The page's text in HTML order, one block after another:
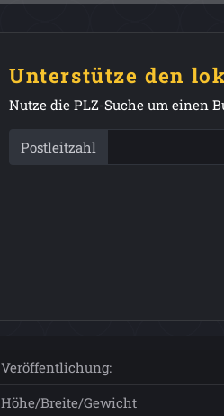
Unterstütze den
Nutze die PLZ-Suche um einen
Postleitzahl
Veröffentlichung:
Höhe/Breite/Gewicht